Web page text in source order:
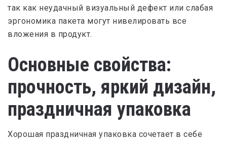
так как неудачный визуальный дефект или слабая
эргономика пакета могут нивелировать все
вложения в продукт.
Основные свойства:
прочность, яркий дизайн,
праздничная упаковка
Хорошая праздничная упаковка сочетает в себе